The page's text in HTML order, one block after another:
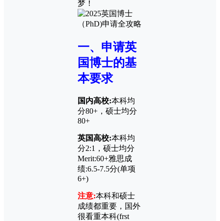
梦！
一、申请英
国博士的基
本要求
国内高校:本科均
分80+，硕士均分
80+
英国高校:本科均
分2:1，硕士均分
Merit:60+雅思成
绩:6.5-7.5分(单项
6+)
注意:本科和硕士
成绩都重要，国外
很看重本科(frst